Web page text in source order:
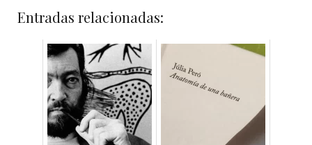
Entradas relacionadas: